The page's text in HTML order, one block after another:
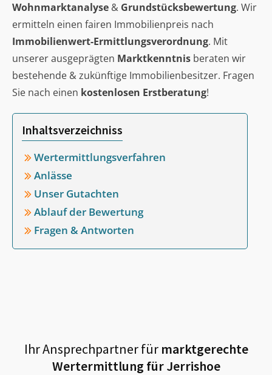
Wohnmarktanalyse & Grundstücksbewertung. Wir
ermitteln einen fairen Immobilienpreis nach
Immobilienwert-Ermittlungsverordnung. Mit
unserer ausgeprägten Marktkenntnis beraten wir
bestehende & zukünftige Immobilienbesitzer. Fragen
Sie nach einen kostenlosen Erstberatung!
Inhaltsverzeichniss
Wertermittlungsverfahren
Anlässe
Unser Gutachten
Ablauf der Bewertung
Fragen & Antworten
Ihr Ansprechpartner fürmarktgerechte
Wertermittlung fürJerrishoe